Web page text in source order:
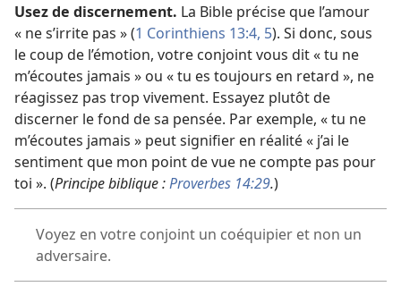
Usez de discernement. La Bible précise que l’amour
« ne s’irrite pas » (1 Corinthiens 13:4, 5). Si donc, sous
le coup de l’émotion, votre conjoint vous dit « tu ne
m’écoutes jamais » ou « tu es toujours en retard », ne
réagissez pas trop vivement. Essayez plutôt de
discerner le fond de sa pensée. Par exemple, « tu ne
m’écoutes jamais » peut signifier en réalité « j’ai le
sentiment que mon point de vue ne compte pas pour
toi ». (Principe biblique :Proverbes 14:29.)
Voyez en votre conjoint un coéquipier et non un
adversaire.